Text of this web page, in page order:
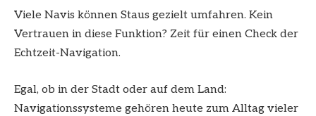
Viele Navis können Staus gezielt umfahren. Kein
Vertrauen in diese Funktion? Zeit für einen Check der
Echtzeit-Navigation.
Egal, ob in der Stadt oder auf dem Land:
Navigationssysteme gehören heute zum Alltag vieler